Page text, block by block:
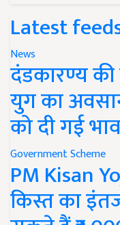
Latest
News
दंडकारण्य
युग का
को दी गई
Government Scheme
PM Kisan
किस्त का